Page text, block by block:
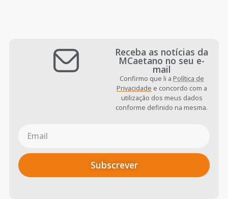
Receba as notícias da
MCaetano no seu e-
mail
Confirmo que li a Política de
Privacidade e concordo com a
utilização dos meus dados
conforme definido na mesma.
Subscrever